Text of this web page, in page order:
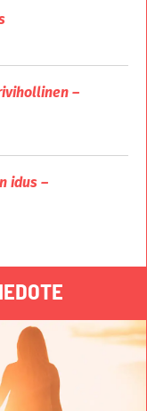
–
idus –